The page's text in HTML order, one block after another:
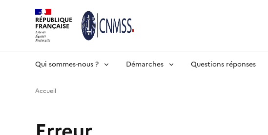
RÉPUBLIQUE
FRANÇAISE
Qui sommes-nous ? Démarches Questions réponses
Accueil